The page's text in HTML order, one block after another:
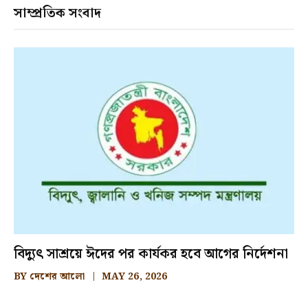
সাম্প্রতিক সংবাদ
বিদ্যুৎ সাশ্রয়ে ঈদের পর কার্যকর হবে আগের নির্দেশনা
BY দেশের আলো MAY 26, 2026